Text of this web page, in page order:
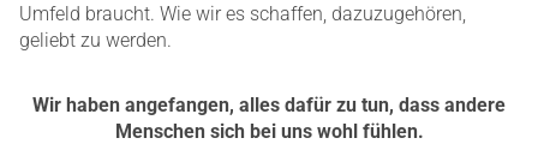
Umfeld braucht. Wie wir es schaffen, dazuzugehören,
geliebt zu werden.
Wir haben angefangen, alles dafür zu tun, dass andere
Menschen sich bei uns wohl fühlen.